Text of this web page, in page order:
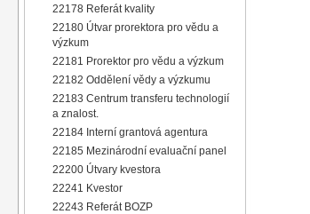
22178 Referát kvality
22180 Útvar prorektora pro vědu a
výzkum
22181 Prorektor pro vědu a výzkum
22182 Oddělení vědy a výzkumu
22183 Centrum transferu technologií
a znalost.
22184 Interní grantová agentura
22185 Mezinárodní evaluační panel
22200 Útvary kvestora
22241 Kvestor
22243 Referát BOZP